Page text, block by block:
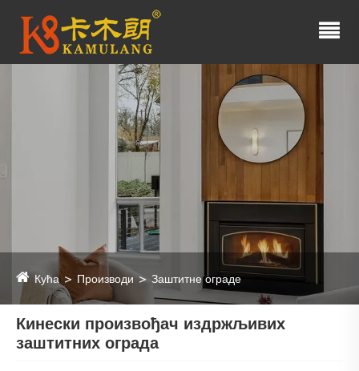
Кућа Производи Заштитне ограде
Кинески произвођач издржљивих
заштитних ограда